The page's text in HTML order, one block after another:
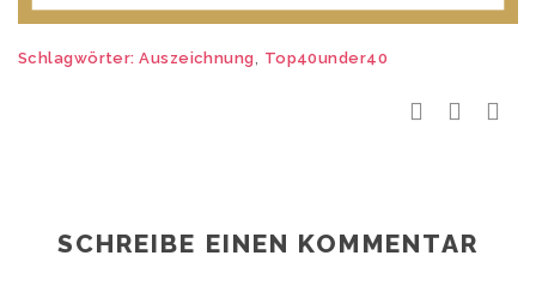
Schlagwörter:Auszeichnung, Top40under40
SCHREIBE EINEN KOMMENTAR